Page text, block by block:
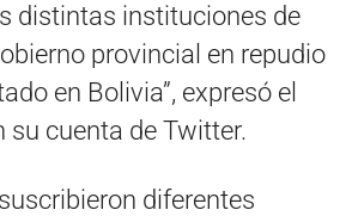
distintas instituciones de
provincial en repudio
en Bolivia”, expresó el
su cuenta de Twitter.
diferentes